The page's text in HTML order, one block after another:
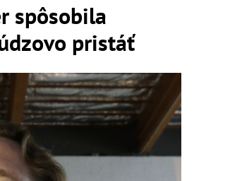
spôsobila
pristáť